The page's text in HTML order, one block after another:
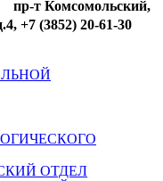
пр-т Комсомольский,
+7 (3852) 20-61-30
ОТДЕЛ